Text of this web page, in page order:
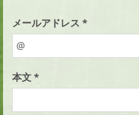
メールアドレス *
本文 *